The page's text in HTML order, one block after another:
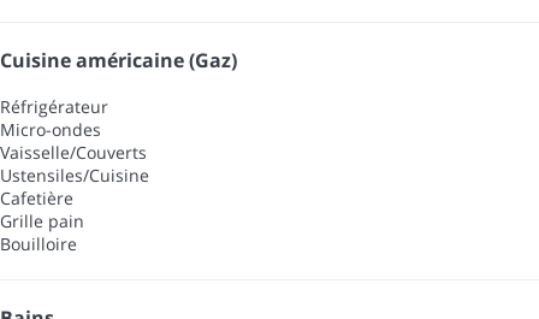
Cuisine américaine (Gaz)
Réfrigérateur
Micro-ondes
Vaisselle/Couverts
Ustensiles/Cuisine
Cafetière
Grille pain
Bouilloire